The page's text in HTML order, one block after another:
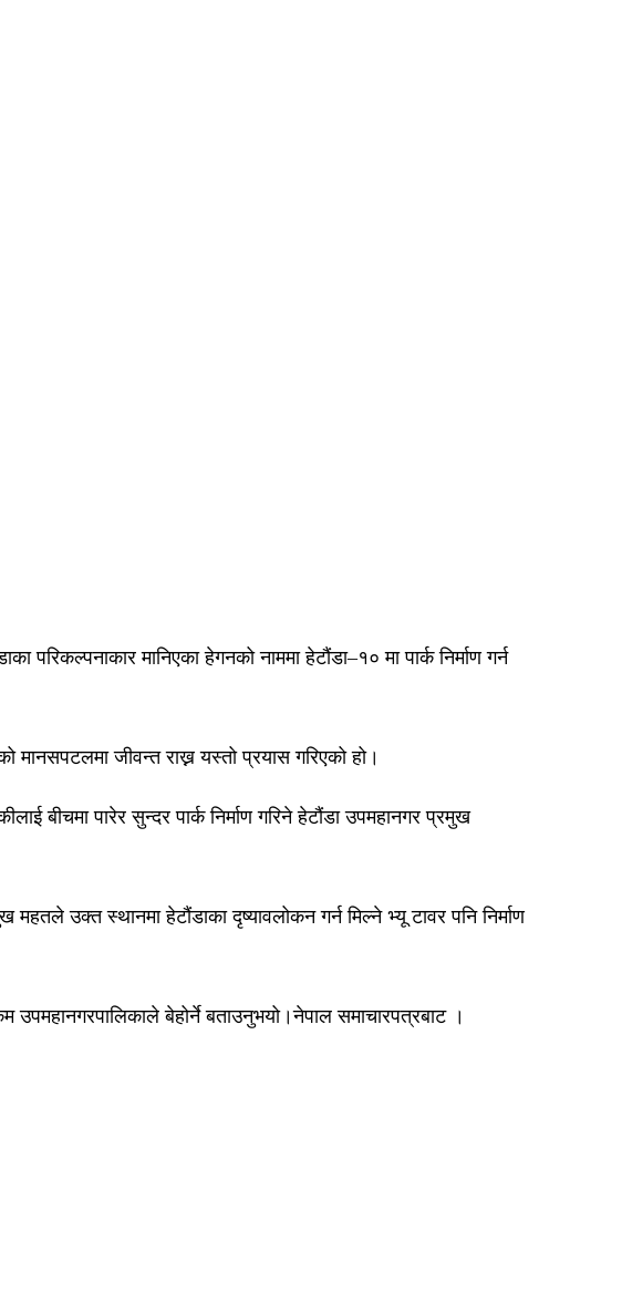
परिकल्पनाकार मानिएका हेगनको नाममा हेटौंडा–१० मा पार्क निर्माण गर्न
जीवन्त राख्न यस्तो प्रयास गरिएको हो।
बीचमा पारेर सुन्दर पार्क निर्माण गरिने हेटौंडा उपमहानगर प्रमुख
उक्त स्थानमा हेटौंडाका दृष्यावलोकन गर्न मिल्ने भ्यू टावर पनि निर्माण
बेहोर्ने बताउनुभयो।नेपाल समाचारपत्रबाट ।